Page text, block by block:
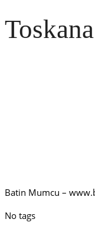
Toskana
Batin Mumcu –
No tags